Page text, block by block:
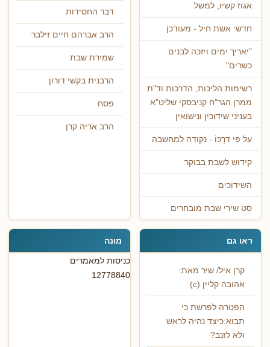
אגוז קשיו, למשל
חדש: אשת חיל - מעודכן
"יאריך ימים ויזכה לבנים
כשרים"
רשימות הליכות, הדרכות וד"ת
ממרן הגר"ח קניבסקי שליט"א
בעניני שידוכין ונישואין
עַל פִּי דַרְכּוֹ - נקודה למחשבה
קידוש לשבת בבוקר
השידוכים
סט שירי שבת מובחרים
דבר החסידות
הרב אברהם חיים זילבר
שמירת שבת
הרבנית בקשי דורון
פסח
הרב אריה קרן
ראו גם
קרן איל/ שיר מאת:
אהובה קליין (c)
הפטרה לפרשת כי
תבוא:כיצד נהיה לראש
ולא לזנב?
מונה
כניסות למאמרים
12778840